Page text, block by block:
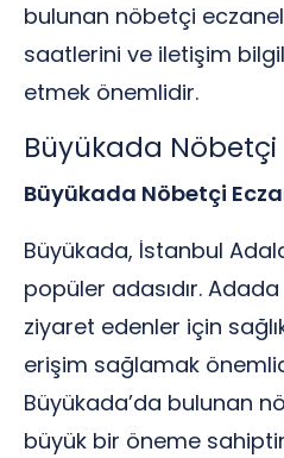
bulunan nöbetçi
saatlerini ve iletişim
etmek önemlidir.
Büyükada Nöbetçi
Büyükada Nöbetçi
Büyükada, İstanbul
popüler adasıdır.
ziyaret edenler için
erişim sağlamak
Büyükada’da bulunan
büyük bir öneme